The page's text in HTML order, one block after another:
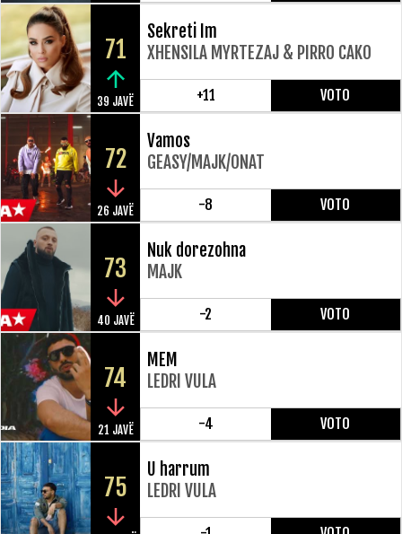
71
39 JAVË
Sekreti Im
XHENSILA MYRTEZAJ & PIRRO CAKO
+11 VOTO
72
26 JAVË
Vamos
GEASY/MAJK/ONAT
-8 VOTO
73
40 JAVË
Nuk dorezohna
MAJK
-2 VOTO
74
21 JAVË
MEM
LEDRI VULA
-4 VOTO
75
U harrum
LEDRI VULA